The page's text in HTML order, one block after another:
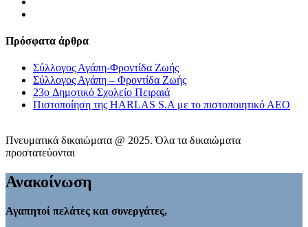
Πρόσφατα άρθρα
Σύλλογος Αγάπη-Φροντίδα Ζωής
Σύλλογος Αγάπη – Φροντίδα Ζωής
23o Δημοτικό Σχολείο Πειραιά
Πιστοποίηση της HARLAS S.A με το πιστοποιητικό ΑΕΟ
Πνευματικά δικαιώματα @ 2025. Όλα τα δικαιώματα
προστατεύονται
Ανακοίνωση
Αγαπητοί πελάτες και συνεργάτες,